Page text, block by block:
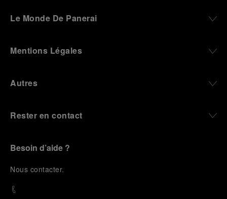
Le Monde De Panerai
Mentions Légales
Autres
Rester en contact
Besoin d’aide ?
Nous contacter.